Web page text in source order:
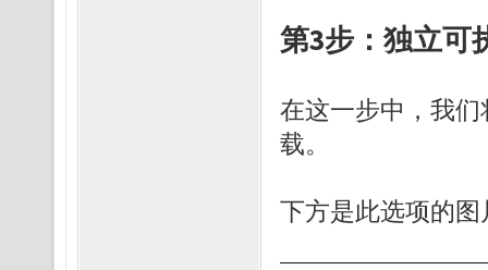
第3步：独立可
在这一步中，我们
载。
下方是此选项的